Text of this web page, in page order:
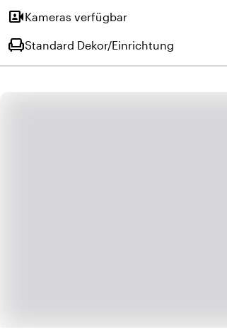
video_camera_frontKameras verfügbar
chairStandard Dekor/Einrichtung